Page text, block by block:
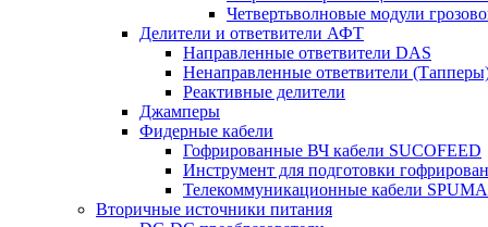
Четвертьволновые модули
Делители и ответвители АФТ
Направленные ответвители DAS
Ненаправленные ответвители
Реактивные делители
Джамперы
Фидерные кабели
Гофрированные ВЧ кабели SUCOFEED
Инструмент для подготовки
Телекоммуникационные кабели SPUMA
Вторичные источники питания